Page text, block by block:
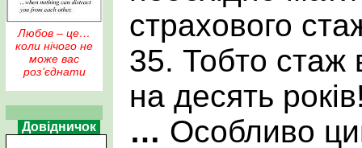
Любов – це…
коли нічого не
може вас
роз’єднати
Довідничок
страхового
35. Тобто стаж
на десять
… Особливо